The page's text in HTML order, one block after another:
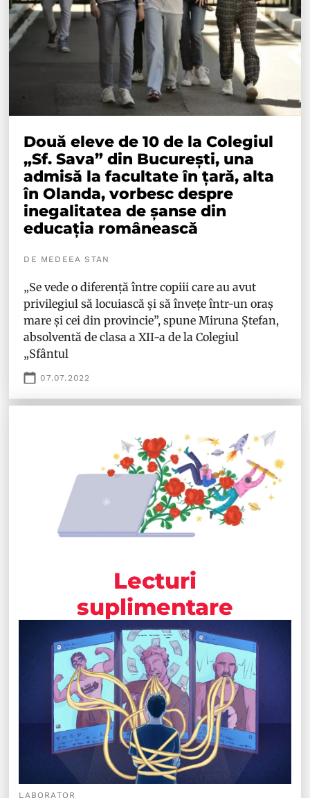
Două eleve de 10 de la Colegiul
„Sf. Sava” din București, una
admisă la facultate în țară, alta
în Olanda, vorbesc despre
inegalitatea de șanse din
educația românească
DE MEDEEA STAN
„Se vede o diferență între copiii care au avut
privilegiul să locuiască și să învețe într-un oraș
mare și cei din provincie”, spune Miruna Ștefan,
absolventă de clasa a XII-a de la Colegiul
„Sfântul
07.07.2022
Lecturi
suplimentare
LABORATOR